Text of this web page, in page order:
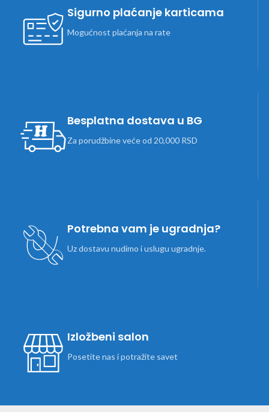
Sigurno plaćanje karticama
Mogućnost plaćanja na rate
Besplatna dostava u BG
Za porudžbine veće od 20,000 RSD
Potrebna vam je ugradnja?
Uz dostavu nudimo i uslugu ugradnje.
Izložbeni salon
Posetite nas i potražite savet